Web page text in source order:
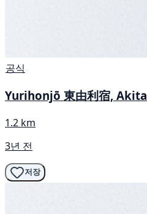
공식
Yurihonjō 東由利宿, Akita
1.2 km
3년 전
저장